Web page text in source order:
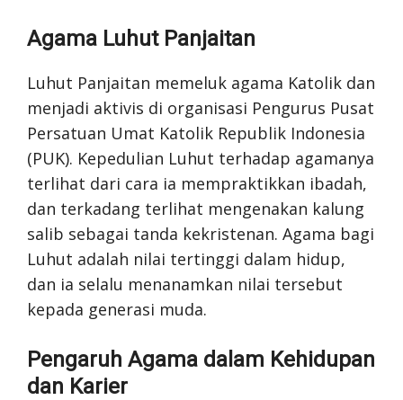
Agama Luhut Panjaitan
Luhut Panjaitan memeluk agama Katolik dan
menjadi aktivis di organisasi Pengurus Pusat
Persatuan Umat Katolik Republik Indonesia
(PUK). Kepedulian Luhut terhadap agamanya
terlihat dari cara ia mempraktikkan ibadah,
dan terkadang terlihat mengenakan kalung
salib sebagai tanda kekristenan. Agama bagi
Luhut adalah nilai tertinggi dalam hidup,
dan ia selalu menanamkan nilai tersebut
kepada generasi muda.
Pengaruh Agama dalam Kehidupan
dan Karier